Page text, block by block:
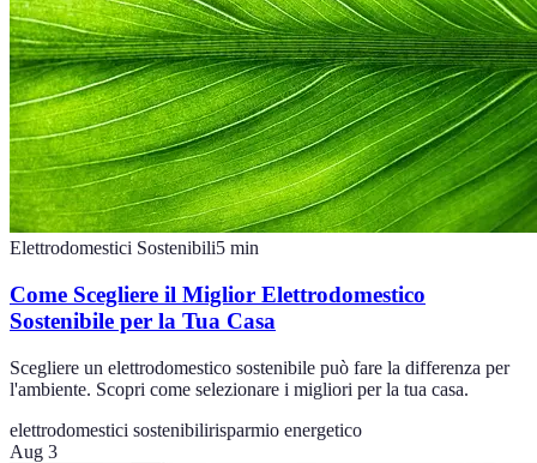
Elettrodomestici Sostenibili5 min
Come Scegliere il Miglior Elettrodomestico
Sostenibile per la Tua Casa
Scegliere un elettrodomestico sostenibile può fare la differenza per
l'ambiente. Scopri come selezionare i migliori per la tua casa.
elettrodomestici sostenibilirisparmio energetico
Aug 3